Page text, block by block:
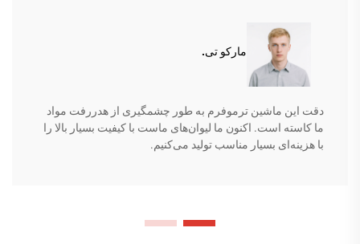
مارکو تی.
دقت این ماشین ترموفرم به طور چشمگیری از هدررفت مواد
ما کاسته است. اکنون ما لیوان‌های ماست با کیفیت بسیار بالا را
با هزینه‌ای بسیار مناسب تولید می‌کنیم.